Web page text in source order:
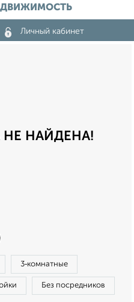
Личный кабинет
НАЙДЕНА!
3‑комнатные
Без посредников